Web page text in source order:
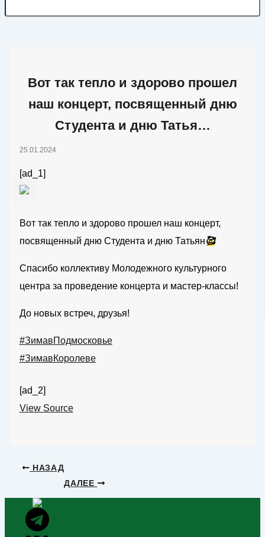
Вот так тепло и здорово прошел
наш концерт, посвященный дню
Студента и дню Татья…
25.01.2024
[ad_1]
Вот так тепло и здорово прошел наш концерт,
посвященный дню Студента и дню Татьян🥰
Спасибо коллективу Молодежного культурного
центра за проведение концерта и мастер-классы!
До новых встреч, друзья!
#ЗимавПодмосковье
#ЗимавКоролеве
[ad_2]
View Source
НАЗАД
ДАЛЕЕ